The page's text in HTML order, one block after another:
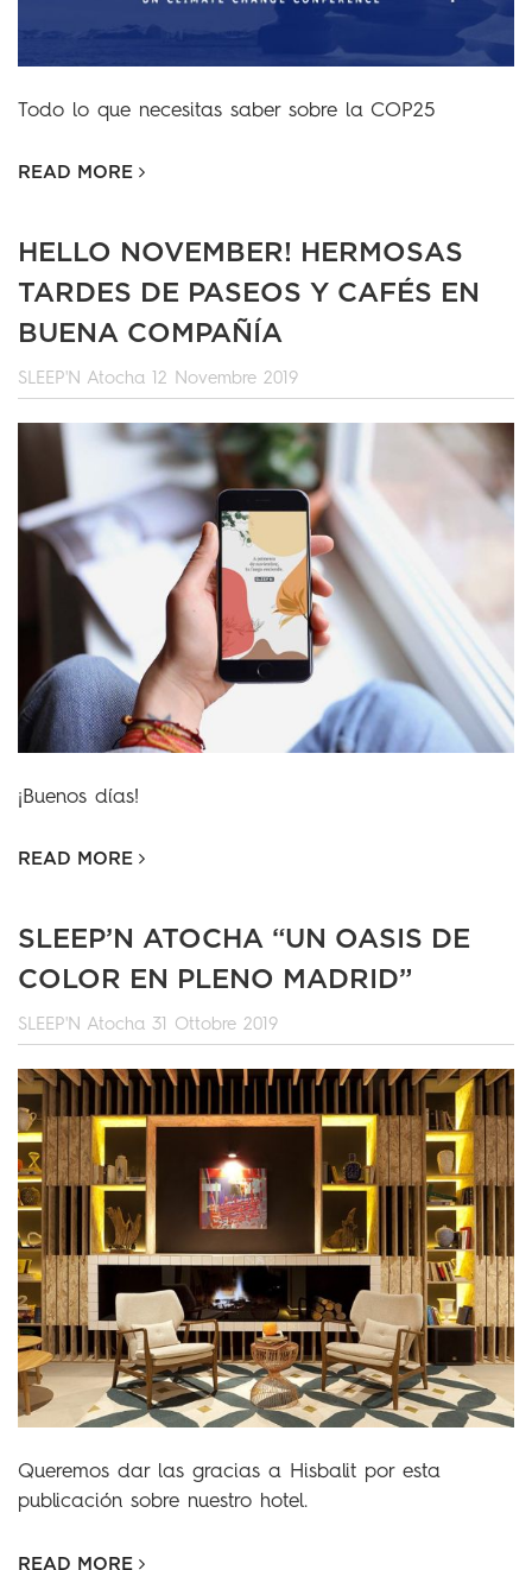
Todo lo que necesitas saber sobre la COP25
READ MORE
HELLO NOVEMBER! HERMOSAS
TARDES DE PASEOS Y CAFÉS EN
BUENA COMPAÑÍA
SLEEP'N Atocha 12 Novembre 2019
¡Buenos días!
READ MORE
SLEEP’N ATOCHA “UN OASIS DE
COLOR EN PLENO MADRID”
SLEEP'N Atocha 31 Ottobre 2019
Queremos dar las gracias a Hisbalit por esta
publicación sobre nuestro hotel.
READ MORE